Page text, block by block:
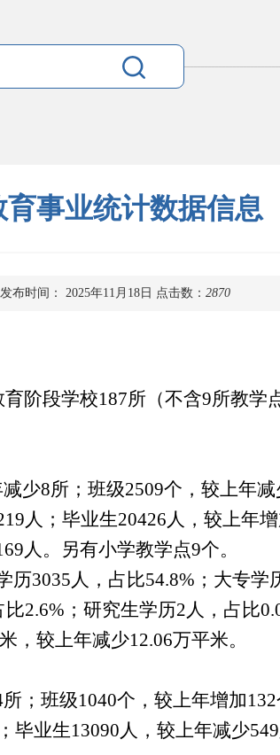
育事业统计数据信息
发布时间： 2025年11月18日 点击数： 2870
阶段学校187所 （不含9所教学
少8所；班级2509个，较上年减
人；毕业生20426人，较上年
人。另有小学教学点9个。
历3035人，占比54.8%；大专学
比2.6%；研究生学历2人，占比
，较上年减少12.06万平米。
所；班级1040个，较上年增加132
毕业生13090人，较上年减少549